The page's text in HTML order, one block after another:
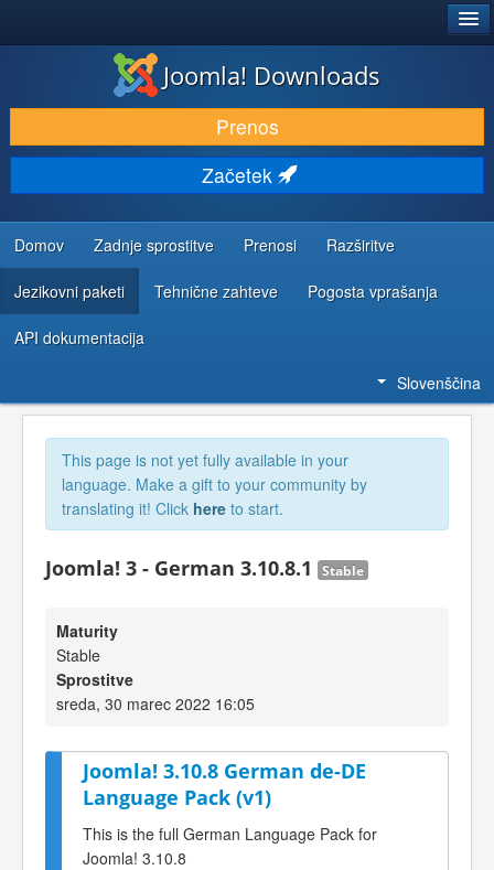
PRENESI IN RAZŠIRI
ODKRIJTE & IZVEJTE
SKUPNOST IN PODPORA
VIRI ZA RAZVIJALCE
Joomla! Downloads
Prenos
Začetek
Domov Zadnje sprostitve Prenosi Razširitve
Jezikovni paketi Tehnične zahteve Pogosta vprašanja
API dokumentacija
Slovenščina
This page is not yet fully available in your
language. Make a gift to your community by
translating it! Click here to start.
Joomla! 3 - German 3.10.8.1 Stable
Maturity
Stable
Sprostitve
sreda, 30 marec 2022 16:05
Joomla! 3.10.8 German de-DE
Language Pack (v1)
This is the full German Language Pack for
Joomla! 3.10.8